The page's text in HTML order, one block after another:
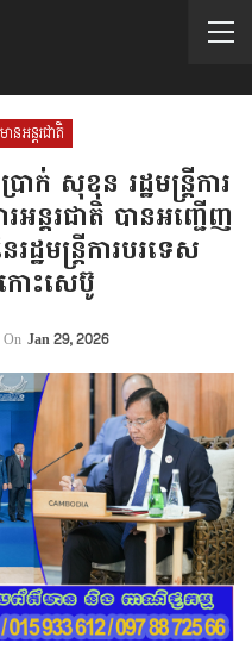
នអន្តរជាតិ
ាក់ សុខុន រដ្ឋមន្ត្រីការ
ន្តរជាតិ បានអញ្ជើញ
ដ្ឋមន្ត្រីការបរទេស
ោះសេប៊ូ
On Jan 29, 2026